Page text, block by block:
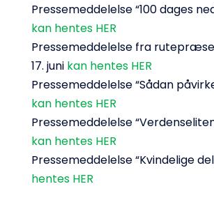
Pressemeddelelse “100 dages
kan hentes HER
Pressemeddelelse fra
17. juni kan hentes HER
Pressemeddelelse “Sådan
kan hentes HER
Pressemeddelelse
kan hentes HER
Pressemeddelelse “Kvindelige
hentes HER